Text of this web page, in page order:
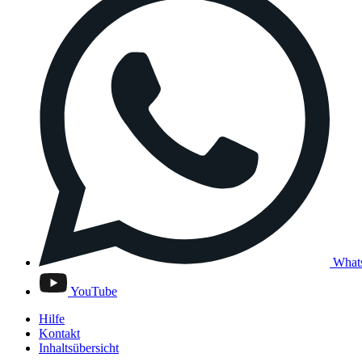
YouTube
Hilfe
Kontakt
Inhaltsübersicht